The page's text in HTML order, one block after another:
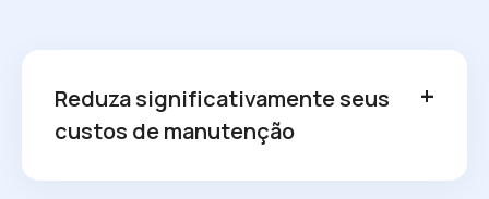
Reduza significativamente seus
custos de manutenção